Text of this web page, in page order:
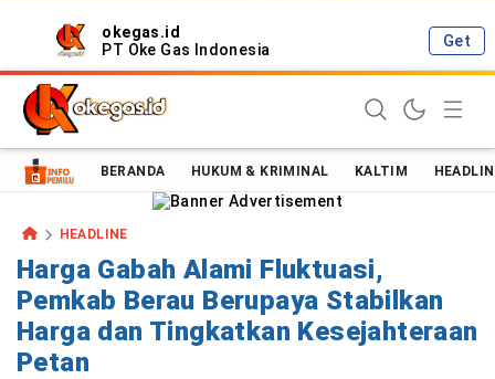
okegas.id
PT Oke Gas Indonesia
Get
Oke Gas Indonesia | Energi Positif Informasi Terkini!
BERANDA HUKUM & KRIMINAL KALTIM
HEADLINE
Harga Gabah Alami Fluktuasi,
Pemkab Berau Berupaya Stabilkan
Harga dan Tingkatkan Kesejahteraan
Petan